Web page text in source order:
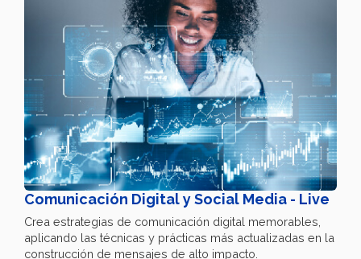
Comunicación Digital y Social Media - Live
Crea estrategias de comunicación digital memorables,
aplicando las técnicas y prácticas más actualizadas en la
construcción de mensajes de alto impacto.